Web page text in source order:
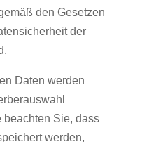
den Gesetzen
der
Daten werden
beachten Sie, dass
werden,